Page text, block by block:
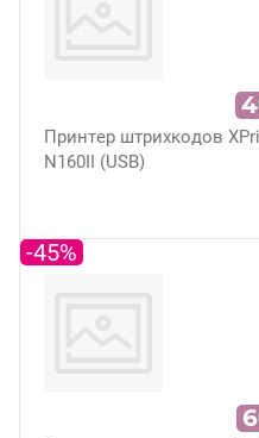
Принтер штрихкодов
N160II (USB)
-45%